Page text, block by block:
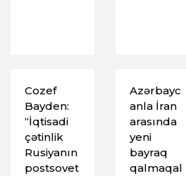
Cozef
Bayden:
“İqtisadi
çətinlik
Rusiyanın
postsovet
Azərbayc
anla İran
arasında
yeni
bayraq
qalmaqal